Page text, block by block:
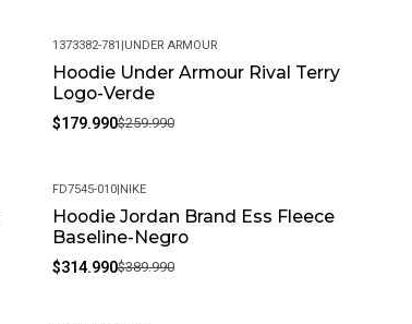
-31%
1373382-781 |UNDER ARMOUR
Hoodie Under Armour Rival Terry
Logo-Verde
$179.990$259.990
-19%
FD7545-010|NIKE
Hoodie Jordan Brand Ess Fleece
Baseline-Negro
$314.990$389.990